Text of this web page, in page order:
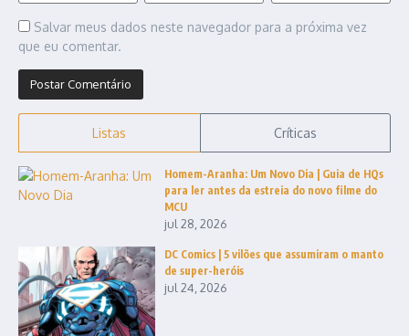
Salvar meus dados neste navegador para a próxima vez
que eu comentar.
Listas Críticas
Homem-Aranha: Um Novo Dia | Guia de HQs
para ler antes da estreia do novo filme do
MCU
jul 28, 2026
DC Comics | 5 vilões que assumiram o manto
de super-heróis
jul 24, 2026